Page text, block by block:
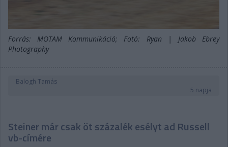
Forrás: MOTAM Kommunikáció; Fotó: Ryan | Jakob Ebrey
Photography
Balogh Tamás
5 napja
Steiner már csak öt százalék esélyt ad Russell
vb-címére